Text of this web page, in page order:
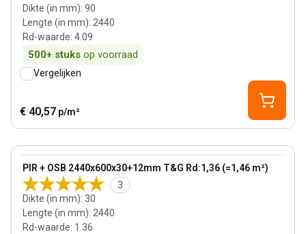
Dikte (in mm): 90
Lengte (in mm): 2440
Rd-waarde: 4.09
500+ stuks op voorraad
Vergelijken
€ 40,57 p/m²
PIR + OSB 2440x600x30+12mm T&G Rd:1,36 (=1,46 m²)
3
Dikte (in mm): 30
Lengte (in mm): 2440
Rd-waarde: 1.36
View product